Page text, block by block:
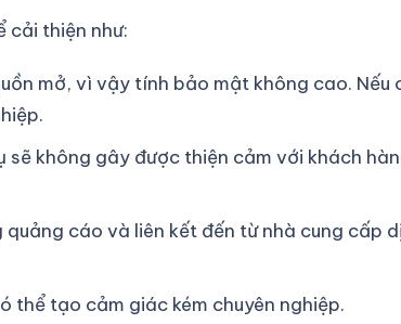
cải thiện như:
mở, vì vậy tính bảo mật không cao. Nếu
sẽ không gây được thiện cảm với khách
cáo và liên kết đến từ nhà cung cấp
thể tạo cảm giác kém chuyên nghiệp.